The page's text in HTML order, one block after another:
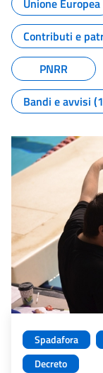
Unione Europea
Contributi e
PNRR
Bandi e avvisi
Spadafora
Decreto